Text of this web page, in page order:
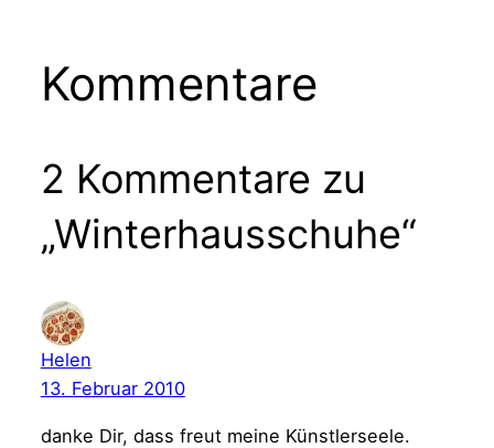
Kommentare
2 Kommentare zu
„Winterhausschuhe“
Helen
13. Februar 2010
danke Dir, dass freut meine Künstlerseele.